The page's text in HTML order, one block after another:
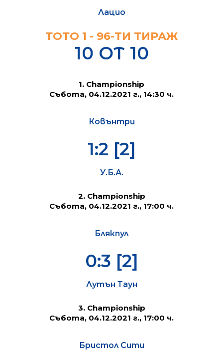
Лацио
ТОТО 1 - 96-TИ ТИРАЖ
10 ОТ 10
1. Championship
Събота, 04.12.2021 г., 14:30 ч.
Ковънтри
1:2 [2]
У.Б.А.
2. Championship
Събота, 04.12.2021 г., 17:00 ч.
Блякпул
0:3 [2]
Лутън Таун
3. Championship
Събота, 04.12.2021 г., 17:00 ч.
Бристол Сити